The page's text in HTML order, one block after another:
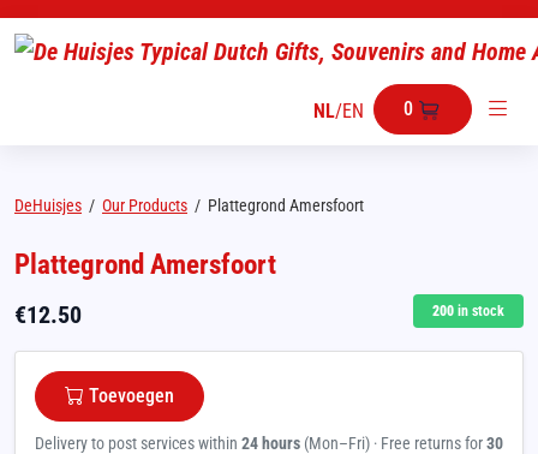
NL/EN 0
DeHuisjes / Our Products / Plattegrond Amersfoort
Plattegrond Amersfoort
€12.50 200 in stock
Toevoegen
Delivery to post services within 24 hours (Mon–Fri) · Free returns for30